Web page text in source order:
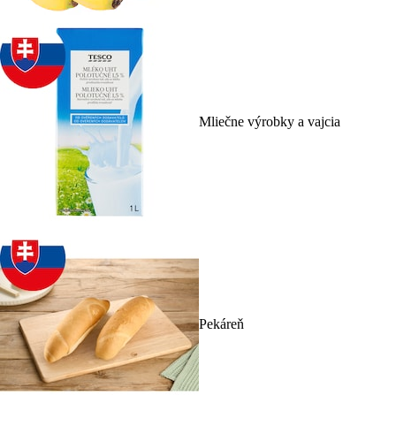
Mliečne výrobky a vajcia
Pekáreň